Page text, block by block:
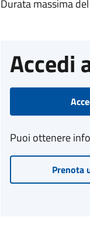
Durata massima
Accedi
Puoi ottenere
Prenota